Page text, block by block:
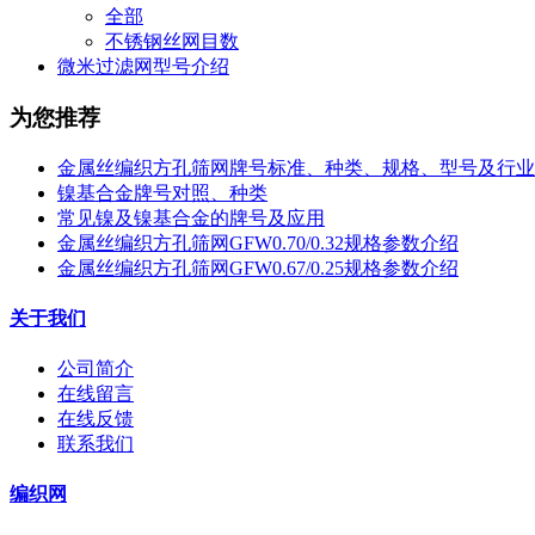
全部
不锈钢丝网目数
微米过滤网型号介绍
为您推荐
金属丝编织方孔筛网牌号标准、种类、规格、型号及行
镍基合金牌号对照、种类
常见镍及镍基合金的牌号及应用
金属丝编织方孔筛网GFW0.70/0.32规格参数介绍
金属丝编织方孔筛网GFW0.67/0.25规格参数介绍
关于我们
公司简介
在线留言
在线反馈
联系我们
编织网